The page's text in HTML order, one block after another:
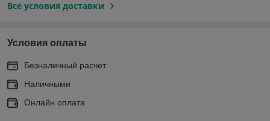
Все условия доставки
Условия оплаты
Безналичный расчет
Наличными
Онлайн оплата